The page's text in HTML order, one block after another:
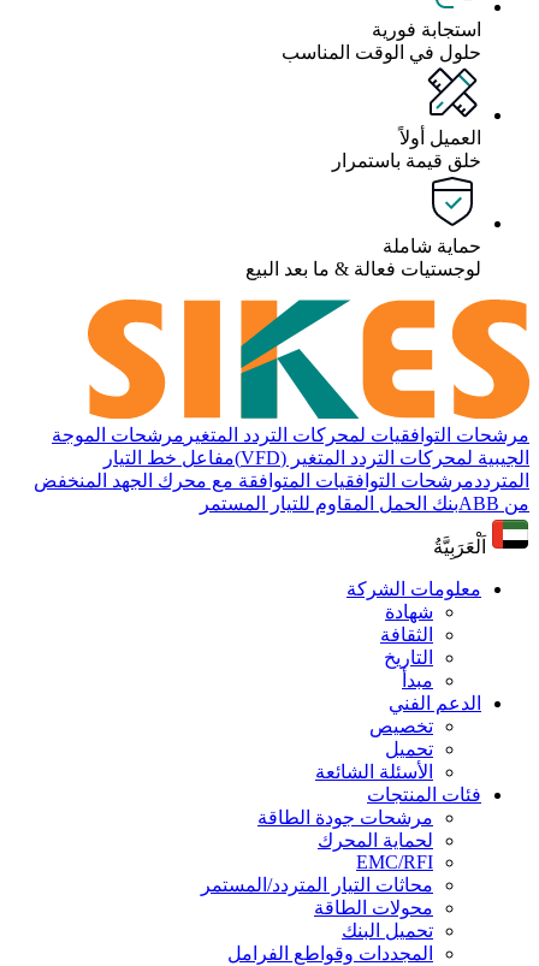
استجابة فورية
حلول في الوقت المناسب
العميل أولاً
خلق قيمة باستمرار
حماية شاملة
لوجستيات فعالة & ما بعد البيع
مرشحات التوافقيات لمحركات التردد المتغير مرشحات الموجة
الجيبية لمحركات التردد المتغير (VFD)
مفاعل خط التيار
المترددمرشحات التوافقيات المتوافقة مع محرك الجهد المنخفض
من ABB
بنك الحمل المقاوم للتيار المستمر
اَلْعَرَبِيَّةُ
معلومات الشركة
شهادة
الثقافة
التاريخ
مبدأ
الدعم الفني
تخصيص
تحميل
الأسئلة الشائعة
فئات المنتجات
مرشحات جودة الطاقة
لحماية المحرك
EMC/RFI
محاثات التيار المتردد/المستمر
محولات الطاقة
تحميل البنك
المجددات وقواطع الفرامل